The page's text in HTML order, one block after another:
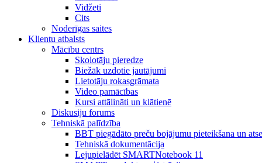
Vidžeti
Cits
Noderīgas saites
Klientu atbalsts
Mācību centrs
Skolotāju pieredze
Biežāk uzdotie jautājumi
Lietotāju rokasgrāmata
Video pamācības
Kursi attālināti un klātienē
Diskusiju forums
Tehniskā palīdzība
BBT piegādāto preču bojājumu pieteikšana un
Tehniskā dokumentācija
Lejupielādēt SMARTNotebook 11